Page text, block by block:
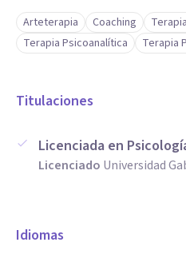
Arteterapia Coaching
Terapia Psicoanalítica
Terapia
Titulaciones
Licenciada en
Licenciado Universidad
Idiomas